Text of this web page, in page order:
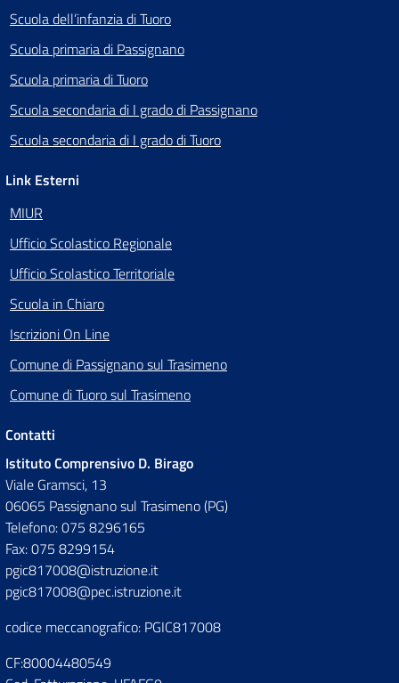
Scuola dell’infanzia di Tuoro
Scuola primaria di Passignano
Scuola primaria di Tuoro
Scuola secondaria di I grado di Passignano
Scuola secondaria di I grado di Tuoro
Link Esterni
MIUR
Ufficio Scolastico Regionale
Ufficio Scolastico Territoriale
Scuola in Chiaro
Iscrizioni On Line
Comune di Passignano sul Trasimeno
Comune di Tuoro sul Trasimeno
Contatti
Istituto Comprensivo D. Birago
Viale Gramsci, 13
06065 Passignano sul Trasimeno (PG)
Telefono: 075 8296165
Fax: 075 8299154
pgic817008@istruzione.it
pgic817008@pec.istruzione.it
codice meccanografico: PGIC817008
CF:80004480549